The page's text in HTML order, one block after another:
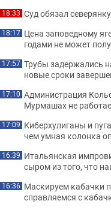
18:33 Суд обязал
18:17 Цена заповедному
годами не может
17:57 Трубы задержались
новые сроки
17:10 Администрация
Мурмашах не
17:09 Киберхулиганы и
чем умная колонка
16:39 Итальянская
сыром из того, что
16:36 Маскируем кабачки
справляемся с